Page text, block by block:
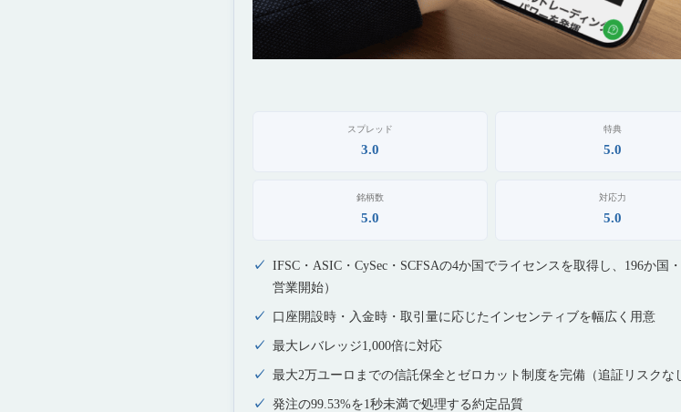
スプレッド
3.0
特典
5.0
銘柄数
5.0
対応力
5.0
IFSC・ASIC・CySec・SCFSAの4か国でライセンスを取得し、196か
営業開始）
口座開設時・入金時・取引量に応じたインセンティブを幅広く用意
最大レバレッジ1,000倍に対応
最大2万ユーロまでの信託保全とゼロカット制度を完備（追証リスクな
発注の99.53%を1秒未満で処理する約定品質